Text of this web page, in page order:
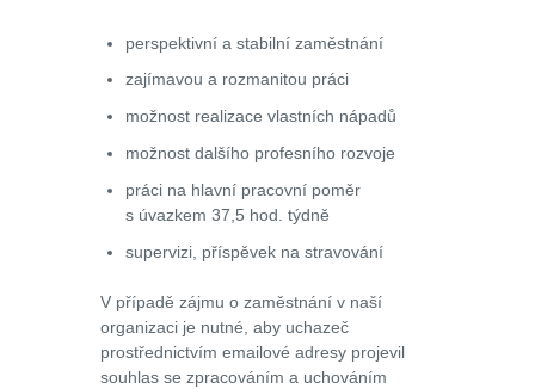
perspektivní a stabilní zaměstnání
zajímavou a rozmanitou práci
možnost realizace vlastních nápadů
možnost dalšího profesního rozvoje
práci na hlavní pracovní poměr
s úvazkem 37,5 hod. týdně
supervizi, příspěvek na stravování
V případě zájmu o zaměstnání v naší
organizaci je nutné, aby uchazeč
prostřednictvím emailové adresy projevil
souhlas se zpracováním a uchováním